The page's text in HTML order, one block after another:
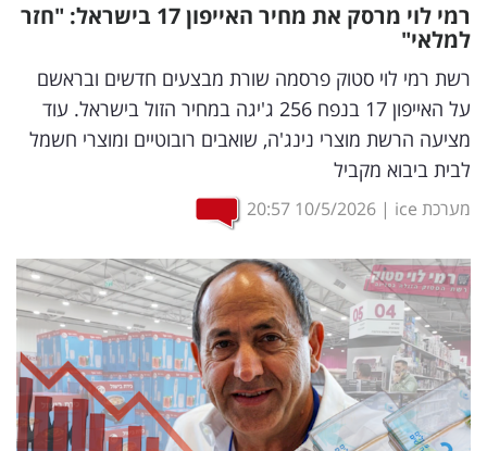
דיגיטל
וטק
שיווק
ופרסום
משפט
מדדים
ומחקרים
דעות
רכילות
עסקית
רמי לוי מרסק את מחיר האייפון 17 בישראל: "חזר
למלאי"
רשת רמי לוי סטוק פרסמה שורת מבצעים חדשים ובראשם
על האייפון 17 בנפח 256 ג'יגה במחיר הזול בישראל. עוד
מציעה הרשת מוצרי נינג'ה, שואבים רובוטיים ומוצרי חשמל
לבית ביבוא מקביל
מערכת ice |
10/5/2026
20:57